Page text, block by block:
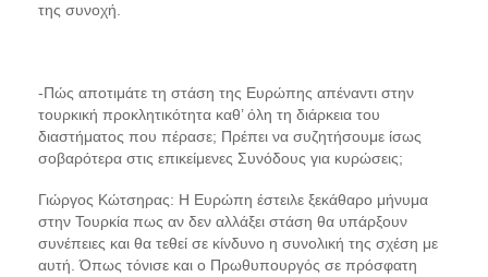
της συνοχή.
-Πώς αποτιμάτε τη στάση της Ευρώπης απέναντι στην
τουρκική προκλητικότητα καθ’ όλη τη διάρκεια του
διαστήματος που πέρασε; Πρέπει να συζητήσουμε ίσως
σοβαρότερα στις επικείμενες Συνόδους για κυρώσεις;
Γιώργος Κώτσηρας: Η Ευρώπη έστειλε ξεκάθαρο μήνυμα
στην Τουρκία πως αν δεν αλλάξει στάση θα υπάρξουν
συνέπειες και θα τεθεί σε κίνδυνο η συνολική της σχέση με
αυτή. Όπως τόνισε και ο Πρωθυπουργός σε πρόσφατη